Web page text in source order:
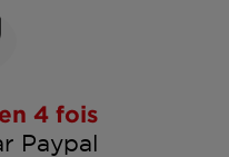
4 fois
Paypal